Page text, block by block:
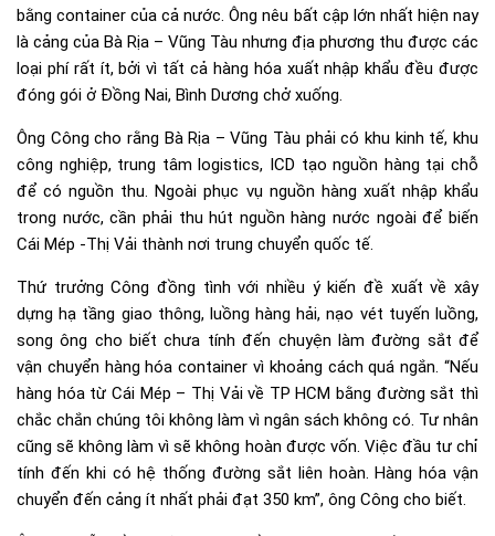
bằng container của cả nước. Ông nêu bất cập lớn nhất hiện nay
là cảng của Bà Rịa – Vũng Tàu nhưng địa phương thu được các
loại phí rất ít, bởi vì tất cả hàng hóa xuất nhập khẩu đều được
đóng gói ở Đồng Nai, Bình Dương chở xuống.
Ông Công cho rằng Bà Rịa – Vũng Tàu phải có khu kinh tế, khu
công nghiệp, trung tâm logistics, ICD tạo nguồn hàng tại chỗ
để có nguồn thu. Ngoài phục vụ nguồn hàng xuất nhập khẩu
trong nước, cần phải thu hút nguồn hàng nước ngoài để biến
Cái Mép -Thị Vải thành nơi trung chuyển quốc tế.
Thứ trưởng Công đồng tình với nhiều ý kiến đề xuất về xây
dựng hạ tầng giao thông, luồng hàng hải, nạo vét tuyến luồng,
song ông cho biết chưa tính đến chuyện làm đường sắt để
vận chuyển hàng hóa container vì khoảng cách quá ngắn. “Nếu
hàng hóa từ Cái Mép – Thị Vải về TP HCM bằng đường sắt thì
chắc chắn chúng tôi không làm vì ngân sách không có. Tư nhân
cũng sẽ không làm vì sẽ không hoàn được vốn. Việc đầu tư chỉ
tính đến khi có hệ thống đường sắt liên hoàn. Hàng hóa vận
chuyển đến cảng ít nhất phải đạt 350 km”, ông Công cho biết.